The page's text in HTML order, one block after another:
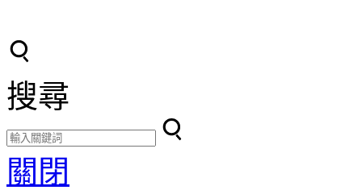
搜尋
關閉